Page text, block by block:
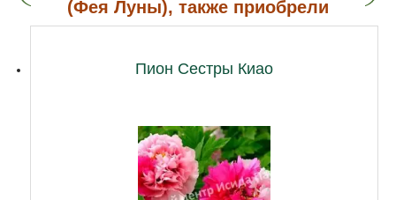
(Фея Луны), также приобрели
Пион Сестры Киао